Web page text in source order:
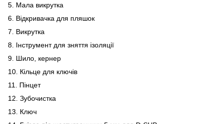
5. Мала викрутка
6. Відкривачка для пляшок
7. Викрутка
8. Інструмент для зняття ізоляції
9. Шило, кернер
10. Кільце для ключів
11. Пінцет
12. Зубочистка
13. Ключ